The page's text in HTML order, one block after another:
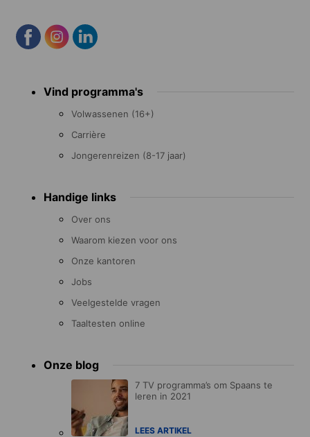
menuVind programma's
Volwassenen (16+)
Carrière
Jongerenreizen (8-17 jaar)
Handige links
Over ons
Waarom kiezen voor ons
Onze kantoren
Jobs
Veelgestelde vragen
Taaltesten online
Onze blog
7 TV programma’s om Spaans te
leren in 2021
LEES ARTIKEL